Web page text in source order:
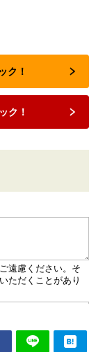
ク！
ク！